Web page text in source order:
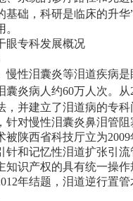
基础，科研是临床的升
眼专科发展概况
慢性泪囊炎等泪道疾病
囊炎病人约60万人次。
，并建立了泪道病的专
针对慢性泪囊炎鼻泪管
被陕西省科技厅立为
针和记忆性泪道扩张引
知识产权的具有统一操
年结题，泪道逆行置